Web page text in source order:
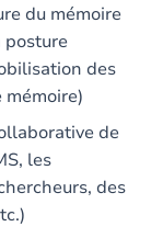
du mémoire
posture
des
mémoire)
de
les
des